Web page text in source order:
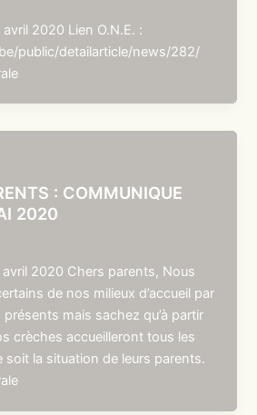
2020 Lien O.N.E. :
public/detailarticle/news/282/
: COMMUNIQUE
2020
avril 2020 Chers parents, Nous
de nos milieux d’accueil par
présents mais sachez qu’à partir
crèches accueilleront tous les
soit la situation de leurs parents.